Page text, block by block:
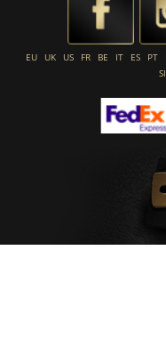
EU UK US FR BE IT ES PT
SI